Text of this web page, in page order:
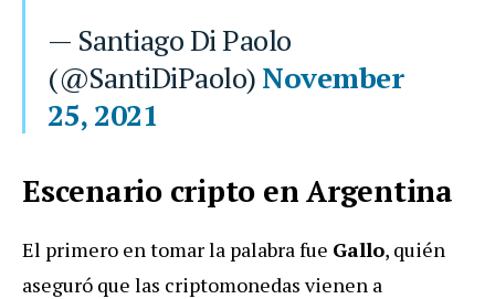
— Santiago Di Paolo
(@SantiDiPaolo) November
25, 2021
Escenario cripto en Argentina
El primero en tomar la palabra fue Gallo, quién
aseguró que las criptomonedas vienen a